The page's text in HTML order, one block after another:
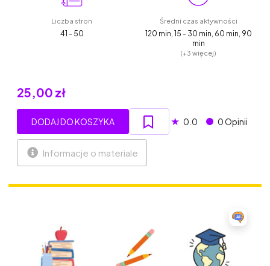
Liczba stron
41 - 50
Średni czas aktywności
120 min, 15 - 30 min, 60 min, 90
min
(+3 więcej)
25,00 zł
DODAJ DO KOSZYKA ★ 0.0 0 Opinii
Informacje o materiale